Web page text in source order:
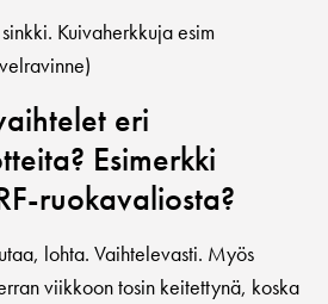
Kuivaherkkuja esim
eri
Esimerkki
ruokavaliosta?
lohta. Vaihtelevasti. Myös
viikkoon tosin keitettynä, koska